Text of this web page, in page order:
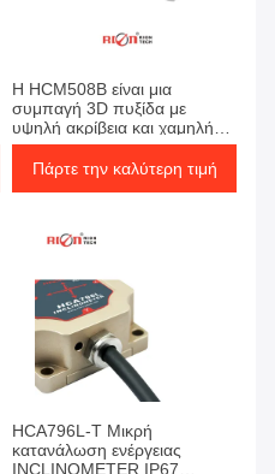
Η HCM508B είναι μια
συμπαγή 3D πυξίδα με
υψηλή ακρίβεια και χαμηλή
κατανάλωση ενέργειας".
Πάρτε την καλύτερη τιμή
HCA796L-T Μικρή
κατανάλωση ενέργειας
INCLINOMETER IP67